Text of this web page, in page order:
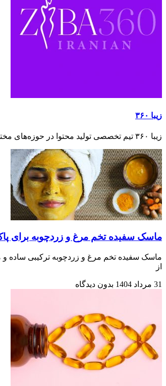
زیبا ۳۶۰
زیبا ۳۶۰ تیم تخصصی تولید محتوا در حوزه‌های مختلف تناسب اندام ، مراقبت از پوست و مو ، آرایشی و زیبایی ، ورزش و سلامتی ، تغذیه سالم و غذاهای رژیمی است
ماسک سفیده تخم مرغ و زردچوبه برای
ماسک سفیده تخم مرغ و زردچوبه ترکیبی ساده
از
31 مرداد 1404 بدون دیدگاه